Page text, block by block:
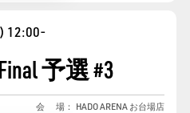
12:00-
予選#3
会 場： HADO ARENA お台場店